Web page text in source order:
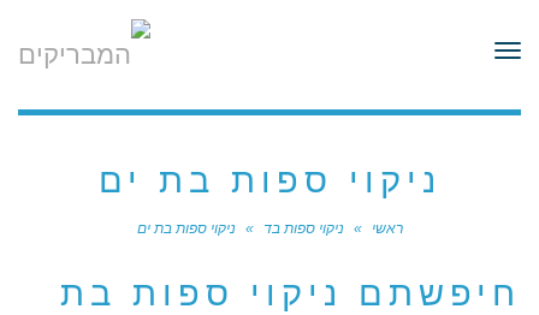
תפריט
ניקוי ספות בת ים
ראשי » ניקוי ספות בד » ניקוי ספות בת ים
חיפשתם ניקוי ספות בת